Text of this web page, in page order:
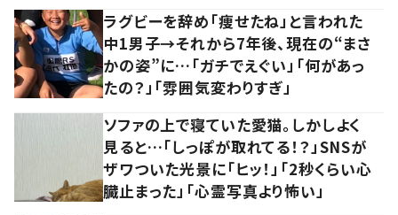
ラグビーを辞め「痩せたね」と言われた
中1男子→それから7年後、現在の“まさ
かの姿”に…「ガチでえぐい」「何があっ
たの？」「雰囲気変わりすぎ」
ソファの上で寝ていた愛猫。しかしよく
見ると…「しっぽが取れてる！？」SNSが
ザワついた光景に「ヒッ！」「2秒くらい心
臓止まった」「心霊写真より怖い」